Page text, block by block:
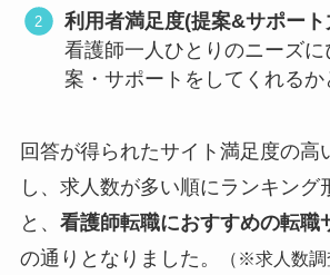
利用者満足度(提案&サポート
看護師一人ひとりのニーズ
案・サポートをしてくれるか
回答が得られたサイト満足度の高
し、求人数が多い順にランキング
と、 看護師転職におすすめの転職
の通りとなりました。
（ ※求人数調